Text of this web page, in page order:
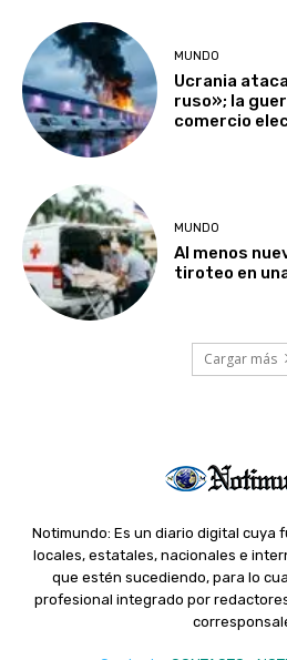
MUNDO
Ucrania
ruso»; la
comercio
MUNDO
Al menos
tiroteo en
Cargar más
Notimundo: Es un diario digital cuya
locales, estatales, nacionales e
que estén sucediendo, para lo
profesional integrado por